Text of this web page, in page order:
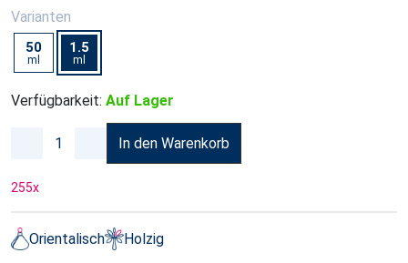
Varianten
50
ml
1.5
ml
Verfügbarkeit: Auf Lager
In den Warenkorb
255x
Orientalisch Holzig